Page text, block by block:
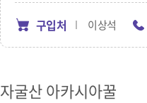
구입처 이상석
자굴산 아카시아꿀